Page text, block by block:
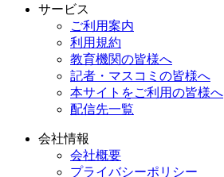
サービス
ご利用案内
利用規約
教育機関の皆様へ
記者・マスコミの皆様へ
本サイトをご利用の皆様へ
配信先一覧
会社情報
会社概要
プライバシーポリシー